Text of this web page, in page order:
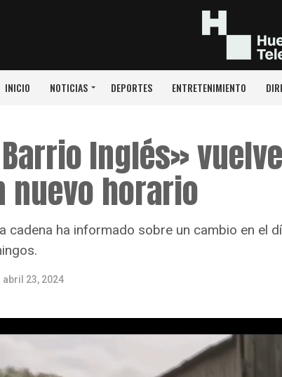
INICIO NOTICIAS DEPORTES ENTRETENIMIENTO
Inglés»
nuevo horario
cadena ha informado sobre un cambio en el
abril 23, 2024